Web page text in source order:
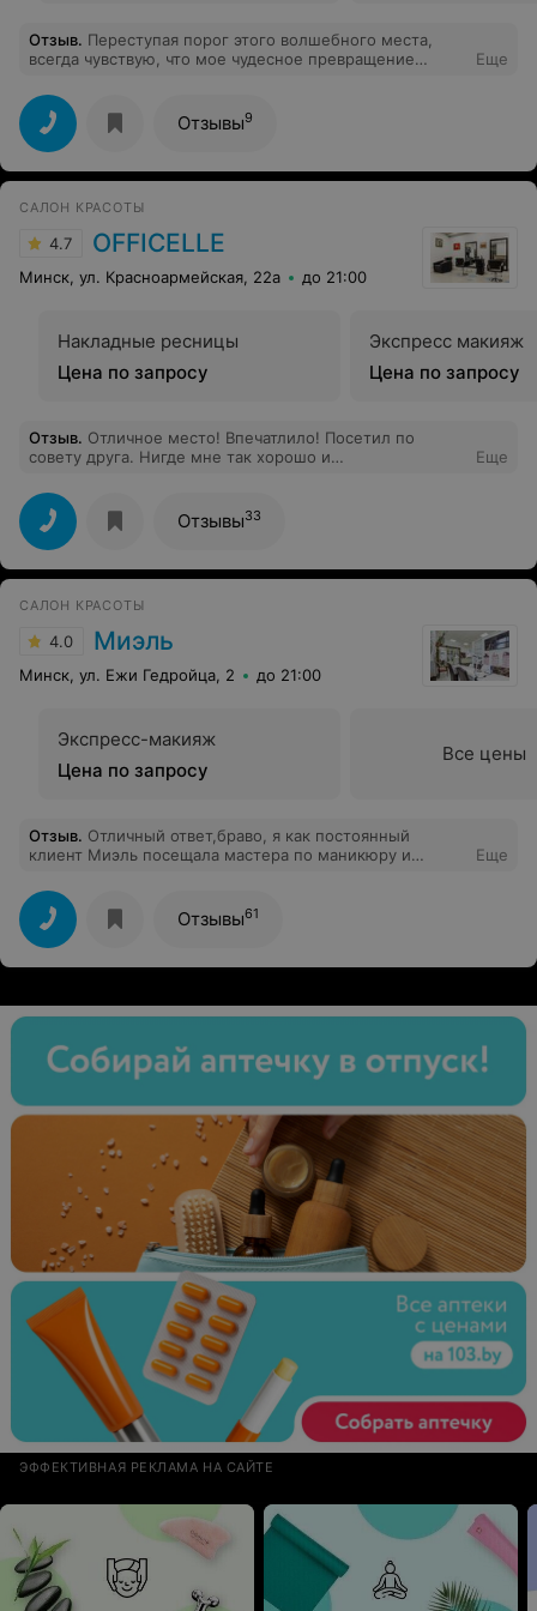
Отзыв. Переступая порог этого волшебного места,
всегда чувствую, что мое чудесное превращение
фей ( посчастливилось попасть к многим) легко и
быстро с незатейливым использованием утюжка
превращала меня в принцессу..локоны струились,
копна волос нежно обрамляла лицо и ниспадала на
плечи.. Любимый мужчина всегда в восторге от
окружающих где бы ни была.. Спасибо, милые
девушки, за ваш кропотливый труд и за хорошее
настроение, которое вы дарите своим посетителям!
Еще
Отзывы9
САЛОН КРАСОТЫ
4.7 OFFICELLE
Минск, ул. Красноармейская, 22а до 21:00
Накладные ресницы
Цена по запросу
Экспресс макияж
Цена по запросу
Отзыв. Отличное место! Впечатлило! Посетил по
совету друга. Нигде мне так хорошо и
"площадка". Спасибо мастеру Людмиле.
Еще
Отзывы33
САЛОН КРАСОТЫ
4.0 Миэль
Минск, ул. Ежи Гедройца, 2 до 21:00
Экспресс-макияж
Цена по запросу
Все цены
Отзыв. Отличный ответ,браво, я как постоянный
клиент Миэль посещала мастера по маникюру и
Армине,превосходного парикмахера, обязательно
навещу новый салон.
Еще
Отзывы61
ЭФФЕКТИВНАЯ РЕКЛАМА НА САЙТЕ